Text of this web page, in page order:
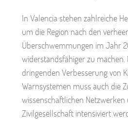
In Valencia stehen zahlreiche
um die Region nach den
Überschwemmungen im Jahr
widerstandsfähiger zu machen.
dringenden Verbesserung von
Warnsystemen muss auch die
wissenschaftlichen
Zivilgesellschaft intensiviert